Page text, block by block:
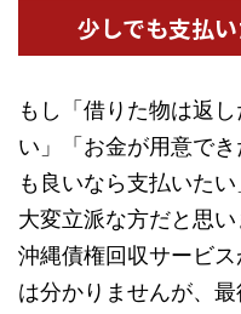
少しでも支払
もし「借りた物は返
い」「お金が用意で
も良いなら支払いた
大変立派な方だと思い
沖縄債権回収サービ
は分かりませんが、